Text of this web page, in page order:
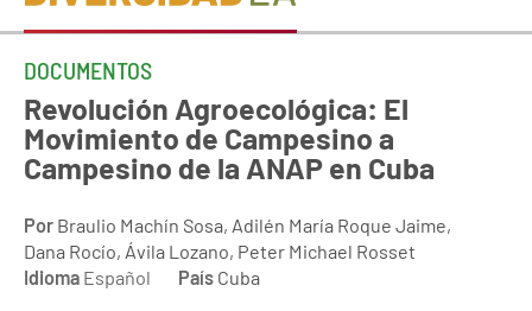
DOCUMENTOS
Revolución Agroecológica: El
Movimiento de Campesino a
Campesino de la ANAP en Cuba
Por Braulio Machín Sosa, Adilén María Roque Jaime,
Dana Rocío, Ávila Lozano, Peter Michael Rosset
Idioma Español País Cuba